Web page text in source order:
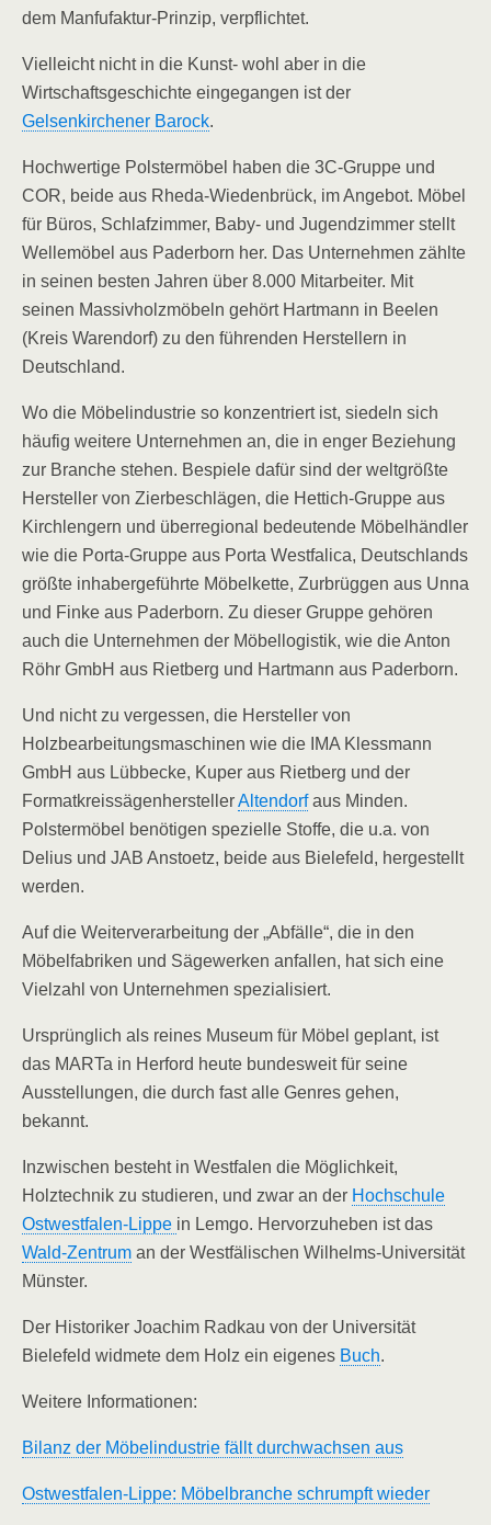
dem Manfufaktur-Prinzip, verpflichtet.
Vielleicht nicht in die Kunst- wohl aber in die
Wirtschaftsgeschichte eingegangen ist der
Gelsenkirchener Barock.
Hochwertige Polstermöbel haben die 3C-Gruppe und
COR, beide aus Rheda-Wiedenbrück, im Angebot. Möbel
für Büros, Schlafzimmer, Baby- und Jugendzimmer stellt
Wellemöbel aus Paderborn her. Das Unternehmen zählte
in seinen besten Jahren über 8.000 Mitarbeiter. Mit
seinen Massivholzmöbeln gehört Hartmann in Beelen
(Kreis Warendorf) zu den führenden Herstellern in
Deutschland.
Wo die Möbelindustrie so konzentriert ist, siedeln sich
häufig weitere Unternehmen an, die in enger Beziehung
zur Branche stehen. Bespiele dafür sind der weltgrößte
Hersteller von Zierbeschlägen, die Hettich-Gruppe aus
Kirchlengern und überregional bedeutende Möbelhändler
wie die Porta-Gruppe aus Porta Westfalica, Deutschlands
größte inhabergeführte Möbelkette, Zurbrüggen aus Unna
und Finke aus Paderborn. Zu dieser Gruppe gehören
auch die Unternehmen der Möbellogistik, wie die Anton
Röhr GmbH aus Rietberg und Hartmann aus Paderborn.
Und nicht zu vergessen, die Hersteller von
Holzbearbeitungsmaschinen wie die IMA Klessmann
GmbH aus Lübbecke, Kuper aus Rietberg und der
FormatkreissägenherstellerAltendorfaus Minden.
Polstermöbel benötigen spezielle Stoffe, die u.a. von
Delius und JAB Anstoetz, beide aus Bielefeld, hergestellt
werden.
Auf die Weiterverarbeitung der „Abfälle“, die in den
Möbelfabriken und Sägewerken anfallen, hat sich eine
Vielzahl von Unternehmen spezialisiert.
Ursprünglich als reines Museum für Möbel geplant, ist
das MARTa in Herford heute bundesweit für seine
Ausstellungen, die durch fast alle Genres gehen,
bekannt.
Inzwischen besteht in Westfalen die Möglichkeit,
Holztechnik zu studieren, und zwar an der Hochschule
Ostwestfalen-Lippe in Lemgo. Hervorzuheben ist das
Wald-Zentrum an der Westfälischen Wilhelms-Universität
Münster.
Der Historiker Joachim Radkau von der Universität
Bielefeld widmete dem Holz ein eigenes Buch.
Weitere Informationen:
Bilanz der Möbelindustrie fällt durchwachsen aus
Ostwestfalen-Lippe: Möbelbranche schrumpft wieder